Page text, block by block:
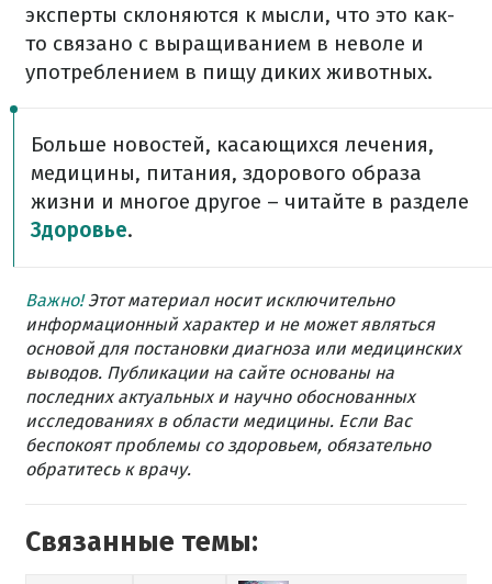
эксперты склоняются к мысли, что это как-
то связано с выращиванием в неволе и
употреблением в пищу диких животных.
Больше новостей, касающихся лечения,
медицины, питания, здорового образа
жизни и многое другое – читайте в разделе
Здоровье.
Важно!Этот материал носит исключительно
информационный характер и не может являться
основой для постановки диагноза или медицинских
выводов. Публикации на сайте основаны на
последних актуальных и научно обоснованных
исследованиях в области медицины. Если Вас
беспокоят проблемы со здоровьем, обязательно
обратитесь к врачу.
Связанные темы: